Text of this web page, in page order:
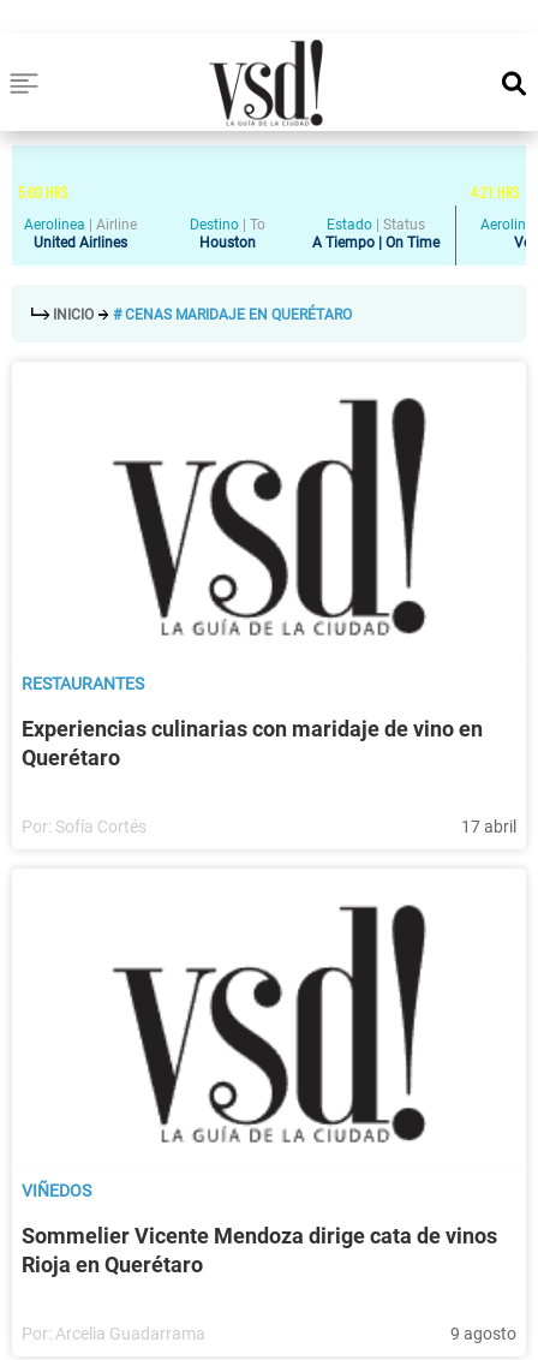
5:00HRS 4:21 HRS
Aerolinea
Airline
United Airlines
Destino
To
Houston
Estado
Status
A Tiempo | On Time
INICIO # CENAS MARIDAJE EN QUERÉTARO
RESTAURANTES
Experiencias culinarias con maridaje de vino en
Querétaro
Por: Sofía Cortés 17 abril
VIÑEDOS
Sommelier Vicente Mendoza dirige cata de vinos
Rioja en Querétaro
Por: Arcelia Guadarrama 9 agosto